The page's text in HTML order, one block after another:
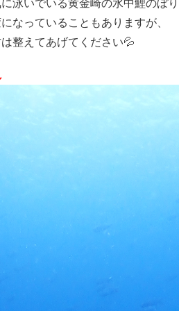
なっていることもありますが、
整えてあげてください💦